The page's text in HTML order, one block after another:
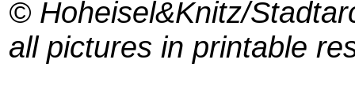
© Hoheisel&Knitz/
all pictures in printable